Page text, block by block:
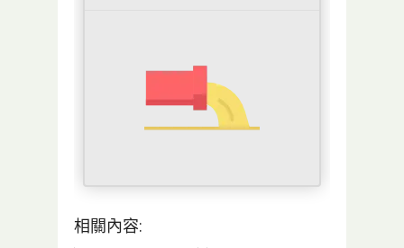
相關內容: